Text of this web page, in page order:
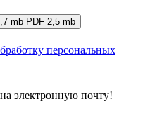
mb PDF 2,5 mb
персональных
электронную почту!